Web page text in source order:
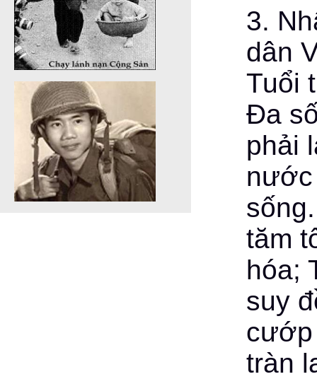
3.
dân
Tuổi
Đa
phải
nước
tăm
hóa;
suy
cướp
tràn